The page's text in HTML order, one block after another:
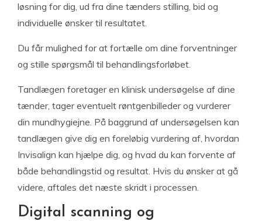
løsning for dig, ud fra dine tænders stilling, bid og
individuelle ønsker til resultatet.
Du får mulighed for at fortælle om dine forventninger
og stille spørgsmål til behandlingsforløbet.
Tandlægen foretager en klinisk undersøgelse af dine
tænder, tager eventuelt røntgenbilleder og vurderer
din mundhygiejne. På baggrund af undersøgelsen kan
tandlægen give dig en foreløbig vurdering af, hvordan
Invisalign kan hjælpe dig, og hvad du kan forvente af
både behandlingstid og resultat. Hvis du ønsker at gå
videre, aftales det næste skridt i processen.
Digital scanning og